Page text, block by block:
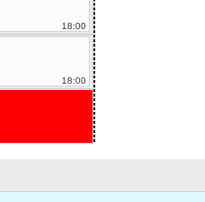
18:00
18:00